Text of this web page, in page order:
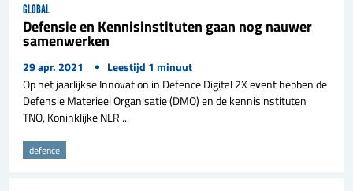
GLOBAL
Defensie en Kennisinstituten gaan nog nauwer
samenwerken
29 apr. 2021 Leestijd 1 minuut
Op het jaarlijkse Innovation in Defence Digital 2X event hebben de
Defensie Materieel Organisatie (DMO) en de kennisinstituten
TNO, Koninklijke NLR ...
defence